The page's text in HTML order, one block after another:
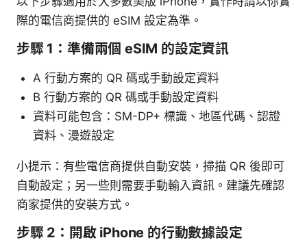
際的電信商提供的 eSIM 設定為準。
步驟 1：準備兩個 eSIM 的設定資訊
A 行動方案的 QR 碼或手動設定資料
B 行動方案的 QR 碼或手動設定資料
資料可能包含：SM-DP+ 標識、地區代碼、認證
資料、漫遊設定
小提示：有些電信商提供自動安裝，掃描 QR 後即可
自動設定；另一些則需要手動輸入資訊。建議先確認
商家提供的安裝方式。
步驟 2：開啟 iPhone 的行動數據設定